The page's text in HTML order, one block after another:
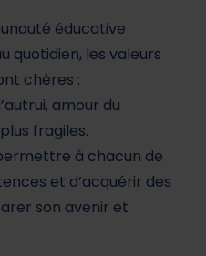
éducative
quotidien, les valeurs
chères :
amour du
fragiles.
à chacun de
et d’acquérir des
son avenir et